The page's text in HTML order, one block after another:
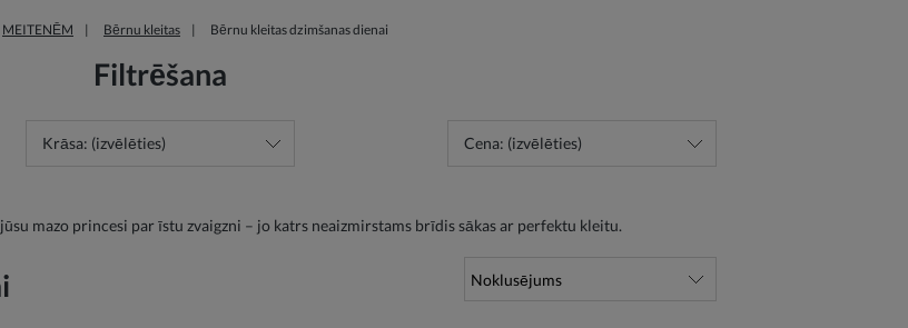
MEITENĒM Bērnu kleitas Bērnu kleitas dzimšanas dienai
Filtrēšana
Krāsa: (izvēlēties) Cena: (izvēlēties)
mazo princesi par īstu zvaigzni – jo katrs neaizmirstams brīdis sākas ar perfektu kleitu.